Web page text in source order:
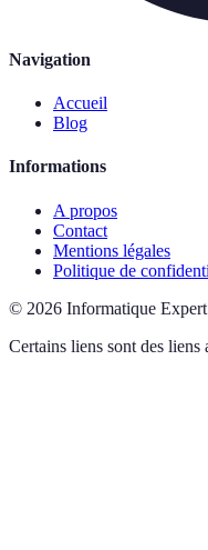
Navigation
Accueil
Blog
Informations
A propos
Contact
Mentions légales
Politique de
© 2026 Informatique Expert
Certains liens sont des liens